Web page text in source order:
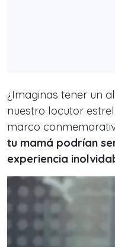
¿Imaginas tener un
nuestro locutor
marco
tu mamá podrían
experiencia